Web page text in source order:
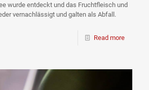
wurde entdeckt und das Fruchtfleisch und
vernachlässigt und galten als Abfall.
Read more